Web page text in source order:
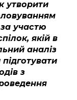
утворити
участю
якій в
аналіз
з